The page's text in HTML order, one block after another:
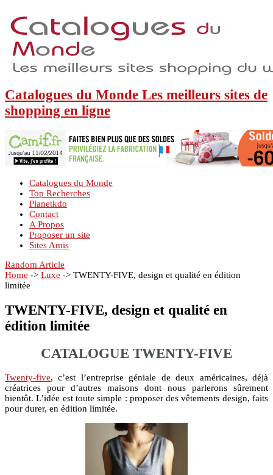
Catalogues du Monde Les meilleurs sites de
shopping en ligne
Catalogues du Monde
Top Recherches
Planetkdo
Contact
A Propos
Proposer un site
Sites Amis
Random Article
Home -> Luxe -> TWENTY-FIVE, design et qualité en édition
limitée
TWENTY-FIVE, design et qualité en
édition limitée
CATALOGUE TWENTY-FIVE
Twenty-five, c’est l’entreprise géniale de deux américaines, déjà
créatrices pour d’autres maisons dont nous parlerons sûrement
bientôt. L’idée est toute simple : proposer des vêtements design, faits
pour durer, en édition limitée.